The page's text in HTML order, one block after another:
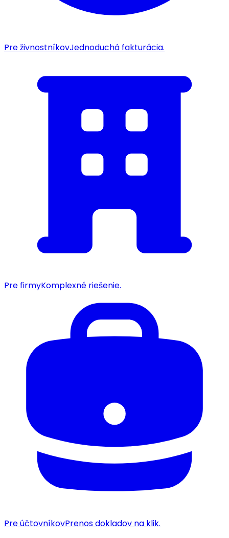
Pre živnostníkovJednoduchá fakturácia.
Pre firmyKomplexné riešenie.
Pre účtovníkovPrenos dokladov na klik.